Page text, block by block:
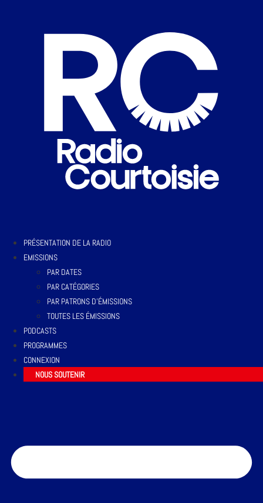
PRÉSENTATION DE LA RADIO
EMISSIONS
PAR DATES
PAR CATÉGORIES
PAR PATRONS D’ÉMISSIONS
TOUTES LES ÉMISSIONS
PODCASTS
PROGRAMMES
CONNEXION
NOUS SOUTENIR